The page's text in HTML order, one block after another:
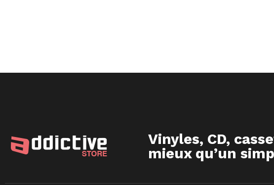
Vinyles, CD,
mieux qu’un